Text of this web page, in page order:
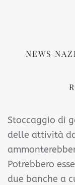
NEWS
Stoccaggio di
delle attività
Potrebbero
due banche a